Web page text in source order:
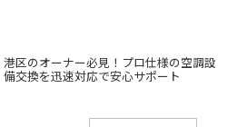
港区のオーナー必見！プロ仕様の空調設
備交換を迅速対応で安心サポート